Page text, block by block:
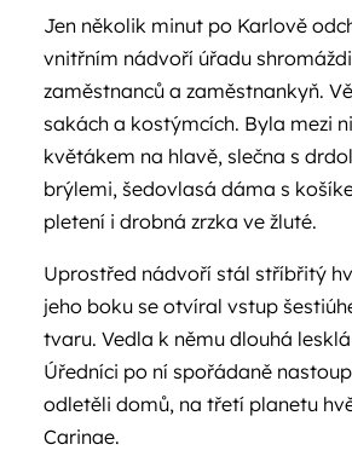
Jen několik minut po Karlově
vnitřním nádvoří úřadu
zaměstnanců a zaměstnankyň.
sakách a kostýmcích. Byla mezi
květákem na hlavě, slečna s
brýlemi, šedovlasá dáma s
pletení i drobná zrzka ve žluté.
Uprostřed nádvoří stál stříbřitý
jeho boku se otvíral vstup
tvaru. Vedla k němu dlouhá
Úředníci po ní spořádaně
odletěli domů, na třetí planetu
Carinae.